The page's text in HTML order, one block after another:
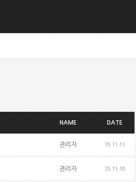
NAME DATE
관리자 15.11.11
관리자 15.11.10